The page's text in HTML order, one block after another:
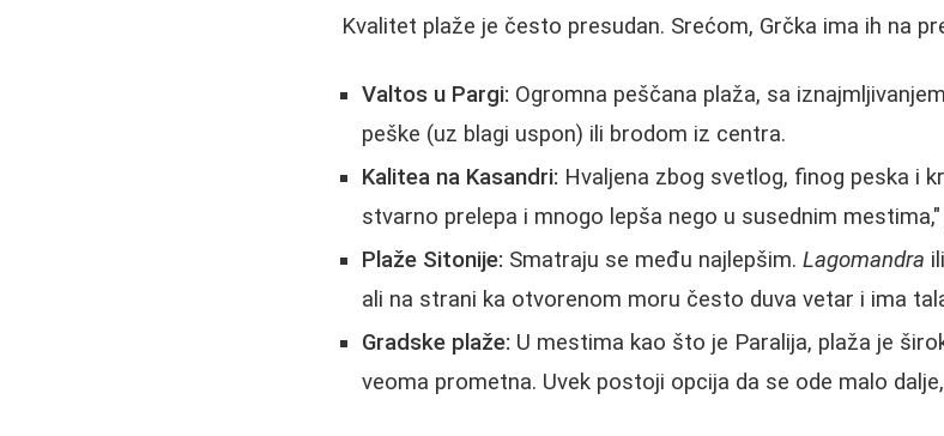
Kvalitet plaže je često presudan. Srećom, Grčka ima ih na
Valtos u Pargi: Ogromna peščana plaža, sa
peške (uz blagi uspon) ili brodom iz centra.
Kalitea na Kasandri: Hvaljena zbog svetlog, finog peska i
stvarno prelepa i mnogo lepša nego u susednim
Plaže Sitonije: Smatraju se među najlepšim.Lagomandra
ali na strani ka otvorenom moru često duva vetar i ima
Gradske plaže: U mestima kao što je Paralija, plaža je
veoma prometna. Uvek postoji opcija da se ode malo